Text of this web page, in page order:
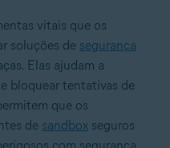
vitais que os
soluções de segurança
Elas ajudam a
e bloquear tentativas de
que os
de sandbox seguros